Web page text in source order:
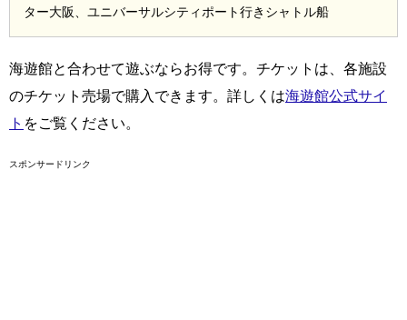
ター大阪、ユニバーサルシティポート行きシャトル船
海遊館と合わせて遊ぶならお得です。チケットは、各施設
のチケット売場で購入できます。詳しくは海遊館公式サイ
ト をご覧ください。
スポンサードリンク